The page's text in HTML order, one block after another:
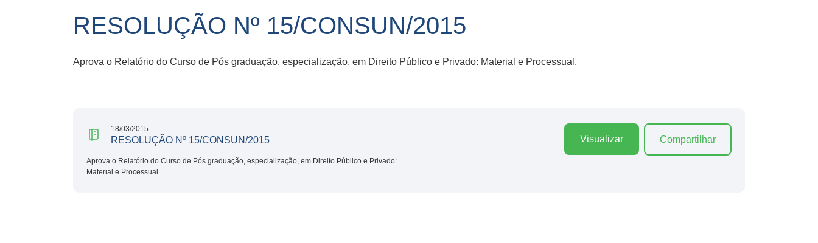
RESOLUÇÃO Nº 15/CONSUN/2015
Aprova o Relatório do Curso de Pós graduação, especialização, em Direito Público e Privado: Material e Processual.
18/03/2015
RESOLUÇÃO Nº 15/CONSUN/2015
Aprova o Relatório do Curso de Pós graduação, especialização, em Direito Público e Privado:
Material e Processual.
Visualizar Compartilhar